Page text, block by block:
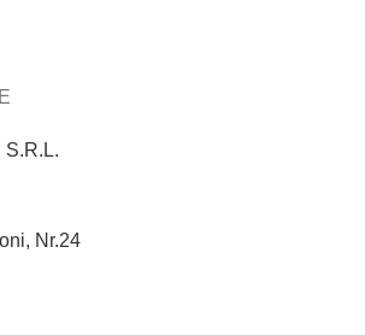
S.R.L.
Nr.24